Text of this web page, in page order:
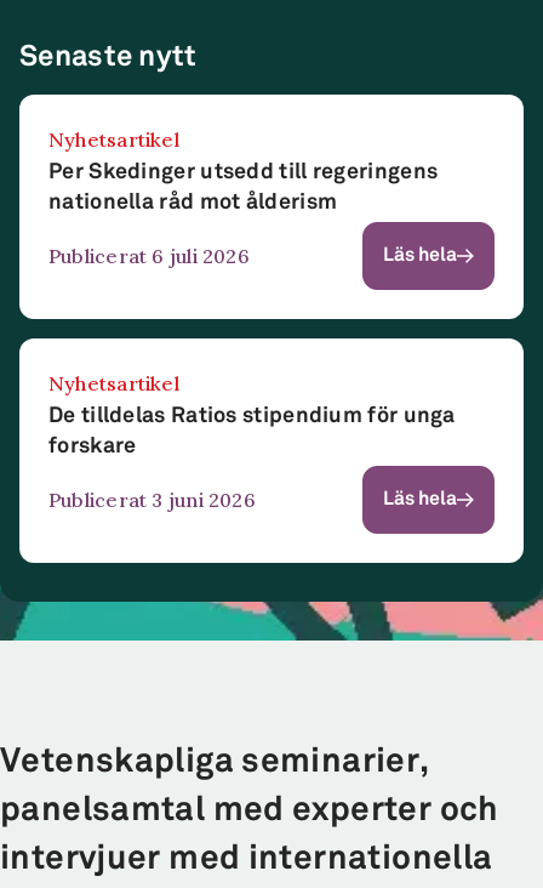
Senaste nytt
Nyhetsartikel
Per Skedinger utsedd till regeringens
nationella råd mot ålderism
Publicerat 6 juli 2026 Läs hela
Nyhetsartikel
De tilldelas Ratios stipendium för unga
forskare
Publicerat 3 juni 2026 Läs hela
Vetenskapliga seminarier,
panelsamtal med experter och
intervjuer med internationella